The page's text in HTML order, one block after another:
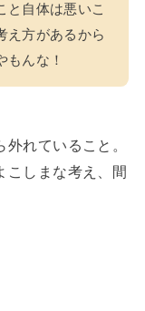
と自体は悪いこ
え方があるから
もんな！
れていること。
こしまな考え、間